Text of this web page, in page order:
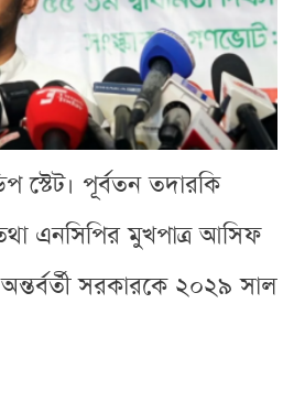
পূর্বতন তদারকি
এনসিপির মুখপাত্র আসিফ
সরকারকে ২০২৯ সাল